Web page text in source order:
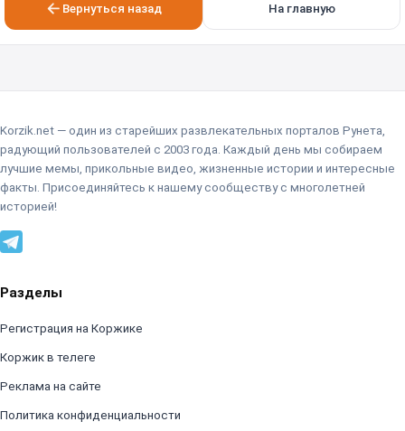
Вернуться назад На главную
Korzik.net — один из старейших развлекательных порталов Рунета,
радующий пользователей с 2003 года. Каждый день мы собираем
лучшие мемы, прикольные видео, жизненные истории и интересные
факты. Присоединяйтесь к нашему сообществу с многолетней
историей!
Разделы
Регистрация на Коржике
Коржик в телеге
Реклама на сайте
Политика конфиденциальности